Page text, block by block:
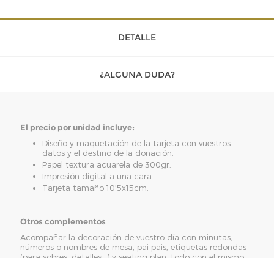
DETALLE
¿ALGUNA DUDA?
El precio por unidad incluye:
Diseño y maquetación de la tarjeta con vuestros
datos y el destino de la donación.
Papel textura acuarela de 300gr.
Impresión digital a una cara.
Tarjeta tamaño 10'5x15cm.
Otros complementos
Acompañar la decoración de vuestro día con minutas,
números o nombres de mesa, pai pais, etiquetas redondas